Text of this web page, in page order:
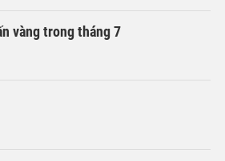
vàng trong tháng 7